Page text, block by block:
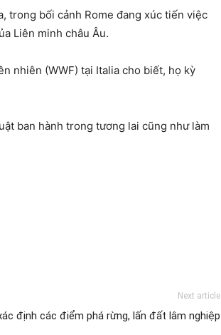
trong bối cảnh Rome đang xúc tiến việc
Liên minh châu Âu.
nhiên (WWF) tại Italia cho biết, họ kỳ
ban hành trong tương lai cũng như làm
Next article
định các điểm phá rừng, lấn đất lâm nghiệp